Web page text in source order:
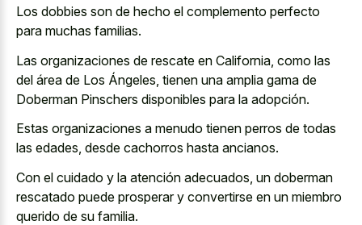
Los dobbies son de hecho el complemento perfecto
para muchas familias.
Las organizaciones de rescate en California, como las
del área de Los Ángeles, tienen una amplia gama de
Doberman Pinschers disponibles para la adopción.
Estas organizaciones a menudo tienen perros de todas
las edades, desde cachorros hasta ancianos.
Con el cuidado y la atención adecuados, un doberman
rescatado puede prosperar y convertirse en un miembro
querido de su familia.